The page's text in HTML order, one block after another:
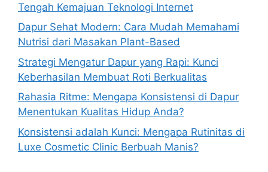
Tengah Kemajuan Teknologi Internet
Dapur Sehat Modern: Cara Mudah Memahami
Nutrisi dari Masakan Plant-Based
Strategi Mengatur Dapur yang Rapi: Kunci
Keberhasilan Membuat Roti Berkualitas
Rahasia Ritme: Mengapa Konsistensi di Dapur
Menentukan Kualitas Hidup Anda?
Konsistensi adalah Kunci: Mengapa Rutinitas di
Luxe Cosmetic Clinic Berbuah Manis?